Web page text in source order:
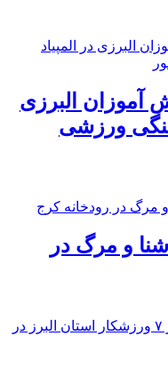
البرزی
ورزشی
و مرگ در